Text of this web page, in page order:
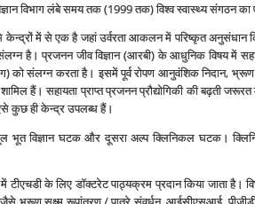
विभाग लंबे समय तक (1999 तक) विश्‍व स्‍वास्‍थ्‍य संगठन का
में से एक है जहां उर्वरता आकलन में परिष्‍कृत
है। प्रजनन जीव विज्ञान (आरबी) के आधुनिक विषय में
को संलग्‍न करता है। इसमें पूर्व रोपण आनुवंशिक
हैं। सहायता प्राप्‍त प्रजनन प्रौद्योगिकी की बढ़ती
कुछ ही केन्‍द्र उपलब्‍ध हैं।
भूत विज्ञान घटक और दूसरा अल्‍प क्लिनिकल घटक।
में टीएचडी के लिए डॉक्‍टरेट पाठ्यक्रम प्रदान किया जाता है।